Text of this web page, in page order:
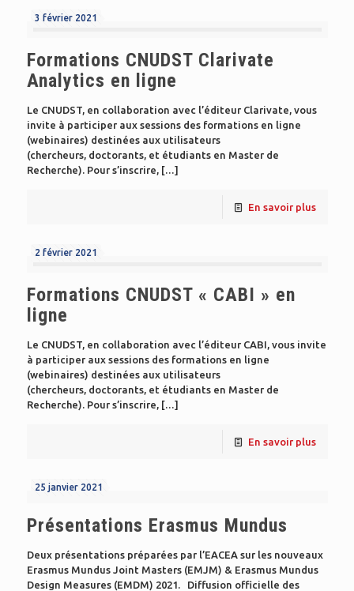
3 février 2021
Formations CNUDST Clarivate
Analytics en ligne
Le CNUDST, en collaboration avec l’éditeur Clarivate, vous
invite à participer aux sessions des formations en ligne
(webinaires) destinées aux utilisateurs
(chercheurs, doctorants, et étudiants en Master de
Recherche). Pour s’inscrire,[…]
En savoir plus
2 février 2021
Formations CNUDST « CABI » en
ligne
Le CNUDST, en collaboration avec l’éditeur CABI, vous invite
à participer aux sessions des formations en ligne
(webinaires) destinées aux utilisateurs
(chercheurs, doctorants, et étudiants en Master de
Recherche). Pour s’inscrire,[…]
En savoir plus
25 janvier 2021
Présentations Erasmus Mundus
Deux présentations préparées par l’EACEA sur les nouveaux
Erasmus Mundus Joint Masters (EMJM) & Erasmus Mundus
Design Measures (EMDM) 2021. Diffusion officielle des